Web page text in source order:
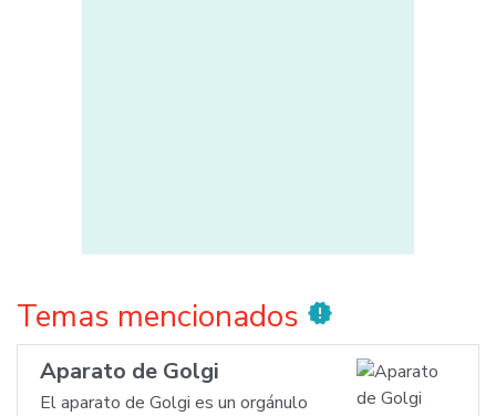
Temas mencionados new_releases
Aparato de Golgi
El aparato de Golgi es un orgánulo